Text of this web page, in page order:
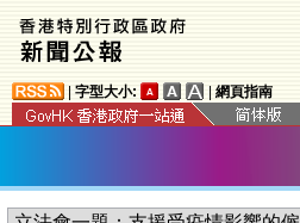
字型大小: 網頁指南